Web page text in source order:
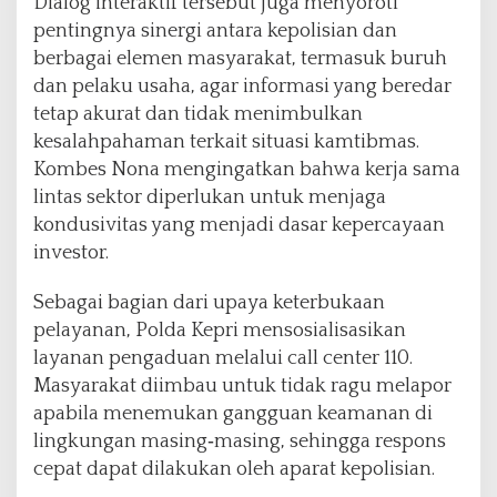
pentingnya sinergi antara kepolisian dan
berbagai elemen masyarakat, termasuk buruh
dan pelaku usaha, agar informasi yang beredar
tetap akurat dan tidak menimbulkan
kesalahpahaman terkait situasi kamtibmas.
Kombes Nona mengingatkan bahwa kerja sama
lintas sektor diperlukan untuk menjaga
kondusivitas yang menjadi dasar kepercayaan
investor.
Sebagai bagian dari upaya keterbukaan
pelayanan, Polda Kepri mensosialisasikan
layanan pengaduan melalui call center 110.
Masyarakat diimbau untuk tidak ragu melapor
apabila menemukan gangguan keamanan di
lingkungan masing‑masing, sehingga respons
cepat dapat dilakukan oleh aparat kepolisian.